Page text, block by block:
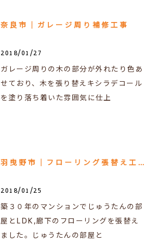
奈良市｜ガレージ周り補修工事
2018/01/27
ガレージ周りの木の部分が外れたり色あ
せており、木を張り替えキシラデコール
を塗り落ち着いた雰囲気に仕上
羽曳野市｜フローリング張替え工事
2018/01/25
築３０年のマンションでじゅうたんの部
屋とLDK,廊下のフローリングを張替え
ました。じゅうたんの部屋と